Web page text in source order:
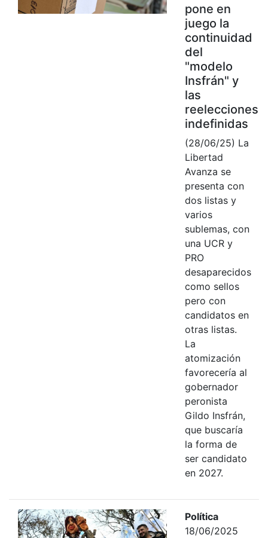
pone en
juego la
continuidad
del
"modelo
Insfrán" y
las
reelecciones
indefinidas
(28/06/25) La
Libertad
Avanza se
presenta con
dos listas y
varios
sublemas, con
una UCR y
PRO
desaparecidos
como sellos
pero con
candidatos en
otras listas.
La
atomización
favorecería al
gobernador
peronista
Gildo Insfrán,
que buscaría
la forma de
ser candidato
en 2027.
Política
18/06/2025